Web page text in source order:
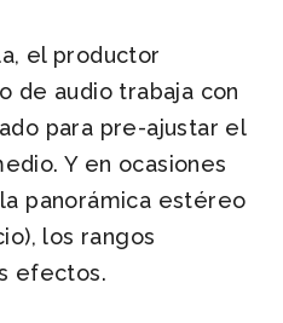
el productor
de audio trabaja con
para pre-ajustar el
Y en ocasiones
panorámica estéreo
los rangos
efectos.